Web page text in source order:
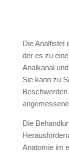
Die Analfistel
der es zu
Analkanal
Sie kann zu
Die
Anatomie im